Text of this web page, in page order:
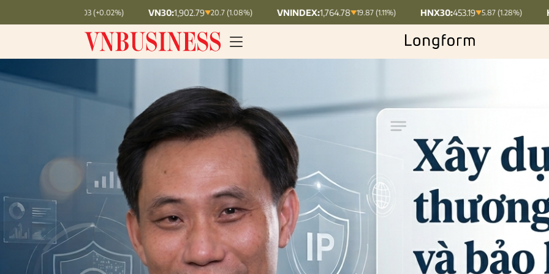
VN30:1,902.79 20.7 (1.08%) VNINDEX:1,764.78 19.87 (1.11%) HNX30:453.19 5.87 (1.28%) HNXINDEX:292.64